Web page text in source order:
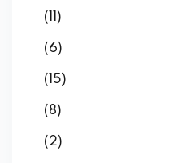
(11)
(6)
(15)
(8)
(2)